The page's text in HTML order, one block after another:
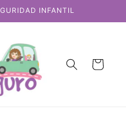
INFANTIL
Carrito